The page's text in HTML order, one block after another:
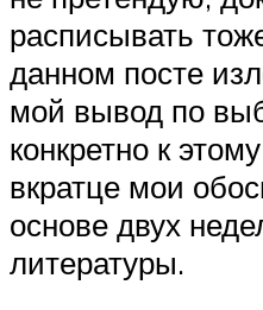
расписывать
данном посте
мой вывод по
конкретно к
вкратце мои
основе двух
литературы.